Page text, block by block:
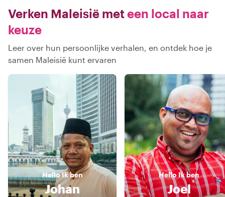
Verken Maleisië meteen local naar
keuze
Leer over hun persoonlijke verhalen, en ontdek hoe je
samen Maleisië kunt ervaren
HelloIk ben
Johan
HelloIk ben
Joel